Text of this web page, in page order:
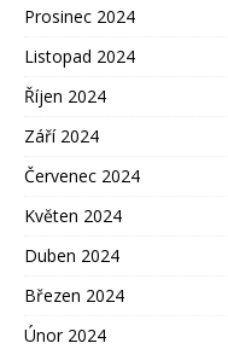
Prosinec 2024
Listopad 2024
Říjen 2024
Září 2024
Červenec 2024
Květen 2024
Duben 2024
Březen 2024
Únor 2024